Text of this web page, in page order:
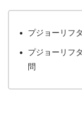
プジョーリフ
プジョーリフ
問